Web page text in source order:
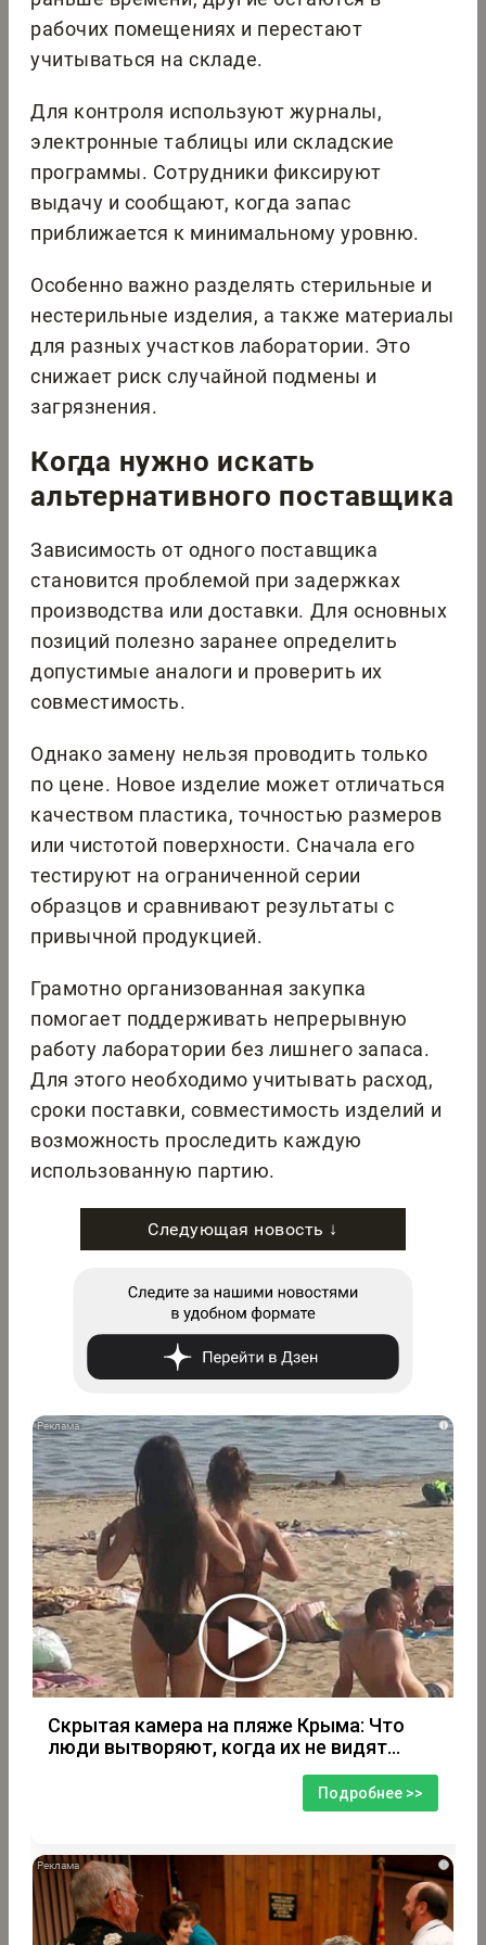
рабочих помещениях и перестают
учитываться на складе.
Для контроля используют журналы,
электронные таблицы или складские
программы. Сотрудники фиксируют
выдачу и сообщают, когда запас
приближается к минимальному уровню.
Особенно важно разделять стерильные и
нестерильные изделия, а также материалы
для разных участков лаборатории. Это
снижает риск случайной подмены и
загрязнения.
Когда нужно искать
альтернативного поставщика
Зависимость от одного поставщика
становится проблемой при задержках
производства или доставки. Для основных
позиций полезно заранее определить
допустимые аналоги и проверить их
совместимость.
Однако замену нельзя проводить только
по цене. Новое изделие может отличаться
качеством пластика, точностью размеров
или чистотой поверхности. Сначала его
тестируют на ограниченной серии
образцов и сравнивают результаты с
привычной продукцией.
Грамотно организованная закупка
помогает поддерживать непрерывную
работу лаборатории без лишнего запаса.
Для этого необходимо учитывать расход,
сроки поставки, совместимость изделий и
возможность проследить каждую
использованную партию.
Следующая новость ↓
i
Скрытая камера на пляже Крыма: Что
люди вытворяют, когда их не видят...
Подробнее >>
i